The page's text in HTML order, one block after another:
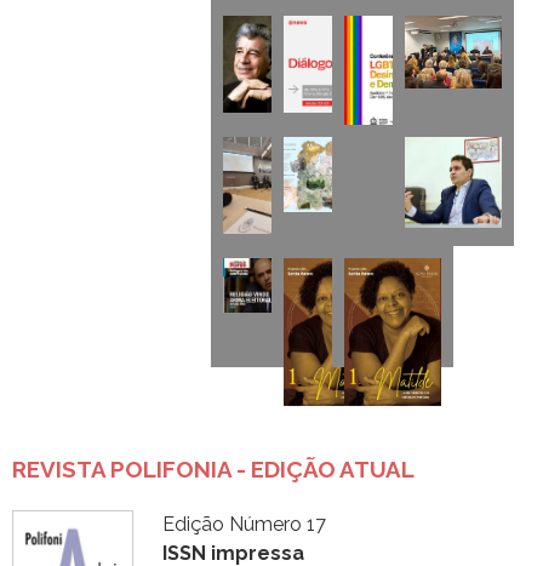
REVISTA POLIFONIA - EDIÇÃO ATUAL
Edição Número 17
ISSN impressa